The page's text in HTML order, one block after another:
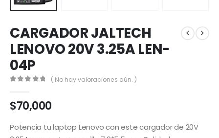
CARGADOR JALTECH
LENOVO 20V 3.25A LEN-
04P
( No hay valoraciones aún. )
$70,000
Potencia tu laptop Lenovo con este cargador de 20V